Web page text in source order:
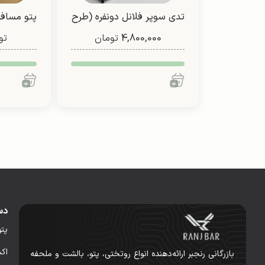
تدی سوپر فلانل دونفره (طرح
4)
4,800,000 تومان
بازرگانی رنجبر ارائه‌دهنده انواع روتختی، پتو، بالشت و ملحفه